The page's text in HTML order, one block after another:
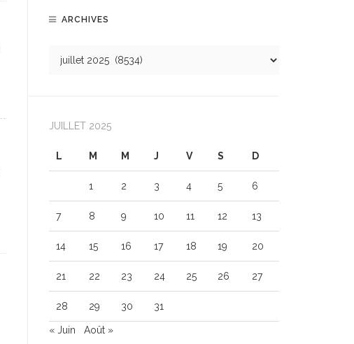
ARCHIVES
JUILLET 2025
L M M J V S D
1 2 3 4 5 6
7 8 9 10 11 12 13
14 15 16 17 18 19 20
21 22 23 24 25 26 27
28 29 30 31
« Juin Août »